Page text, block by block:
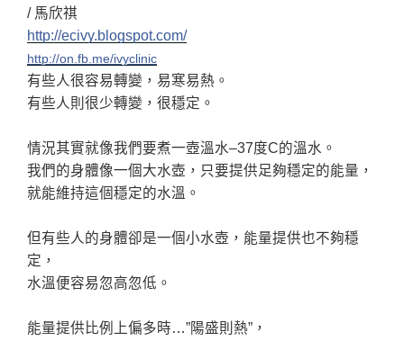
/ 馬欣祺
http://ecivy.blogspot.com/
http://on.fb.me/ivyclinic
有些人很容易轉變，易寒易熱。
有些人則很少轉變，很穩定。
情況其實就像我們要煮一壺溫水–37度C的溫水。
我們的身體像一個大水壺，只要提供足夠穩定的能量，
就能維持這個穩定的水溫。
但有些人的身體卻是一個小水壺，能量提供也不夠穩
定，
水溫便容易忽高忽低。
能量提供比例上偏多時…”陽盛則熱”，